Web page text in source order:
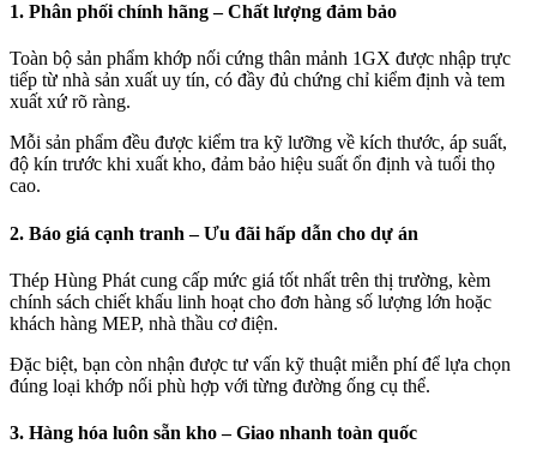
1. Phân phối chính hãng – Chất lượng đảm bảo
Toàn bộ sản phẩm khớp nối cứng thân mảnh 1GX được nhập trực
tiếp từ nhà sản xuất uy tín, có đầy đủ chứng chỉ kiểm định và tem
xuất xứ rõ ràng.
Mỗi sản phẩm đều được kiểm tra kỹ lưỡng về kích thước, áp suất,
độ kín trước khi xuất kho, đảm bảo hiệu suất ổn định và tuổi thọ
cao.
2. Báo giá cạnh tranh – Ưu đãi hấp dẫn cho dự án
Thép Hùng Phát cung cấp mức giá tốt nhất trên thị trường, kèm
chính sách chiết khấu linh hoạt cho đơn hàng số lượng lớn hoặc
khách hàng MEP, nhà thầu cơ điện.
Đặc biệt, bạn còn nhận được tư vấn kỹ thuật miễn phí để lựa chọn
đúng loại khớp nối phù hợp với từng đường ống cụ thể.
3. Hàng hóa luôn sẵn kho – Giao nhanh toàn quốc